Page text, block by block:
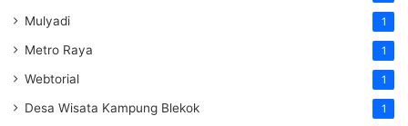
Mulyadi 1
Metro Raya 1
Webtorial 1
Desa Wisata Kampung Blekok 1